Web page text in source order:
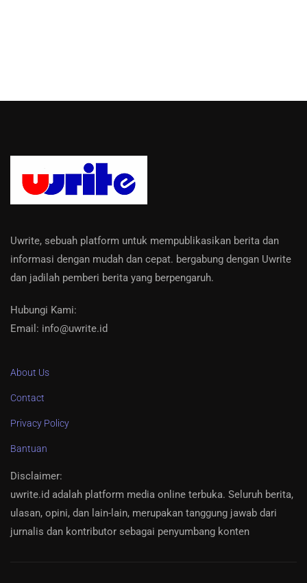
Uwrite, sebuah platform untuk mempublikasikan berita dan
informasi dengan mudah dan cepat. bergabung dengan Uwrite
dan jadilah pemberi berita yang berpengaruh.
Hubungi Kami:
Email: info@uwrite.id
About Us
Contact
Privacy Policy
Bantuan
Disclaimer:
uwrite.id adalah platform media online terbuka. Seluruh berita,
ulasan, opini, dan lain-lain, merupakan tanggung jawab dari
jurnalis dan kontributor sebagai penyumbang konten